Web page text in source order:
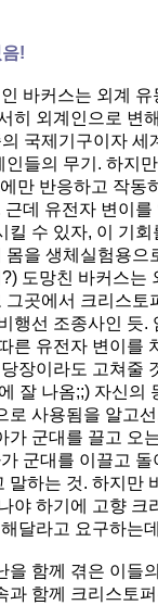
!
바커스는 외계
히 외계인으로 변
국제기구이자 세
들의 무기. 하지
만 반응하고 작동
데 유전자 변이
킬 수 있자, 이 기
몸을 생체실험용으
도망친 바커스는
곳에서 크리스토
행선 조종사인 듯.
른 유전자 변이를
장이라도 고쳐줄
잘 나옴;;) 자신의
로 사용됨을 알고
가 군대를 끌고 오
군대를 이끌고
말하는 것. 하지만
야 하기에 고향 크
달라고 요구하는
함께 겪은 이들
과 함께 크리스토